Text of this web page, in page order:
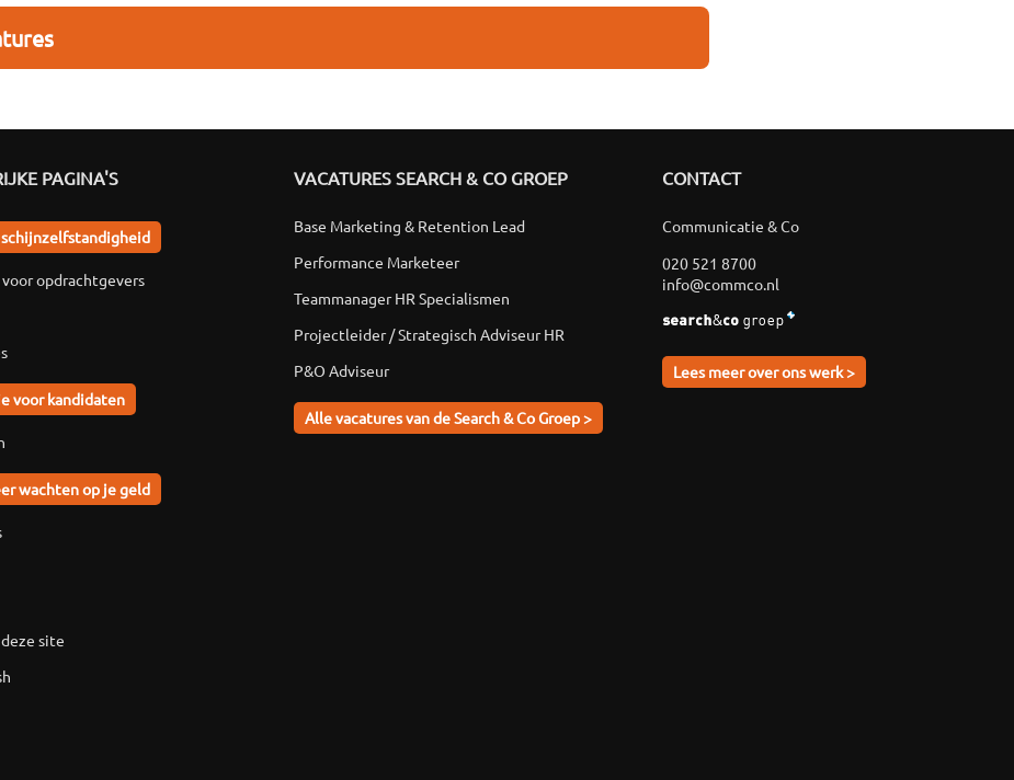
PAGINA'S
opdrachtgevers
voor kandidaten
wachten op je geld
site
VACATURES SEARCH & CO GROEP
Base Marketing & Retention Lead
Performance Marketeer
Teammanager HR Specialismen
Projectleider / Strategisch Adviseur HR
P&O Adviseur
Alle vacatures van de Search & Co Groep >
CONTACT
Communicatie & Co
020 521 8700
info@commco.nl
Lees meer over ons werk >